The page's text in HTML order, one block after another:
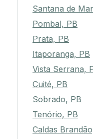
Santana de
Pombal, PB
Prata, PB
Itaporanga, PB
Vista Serrana,
Cuité, PB
Sobrado, PB
Tenório, PB
Caldas